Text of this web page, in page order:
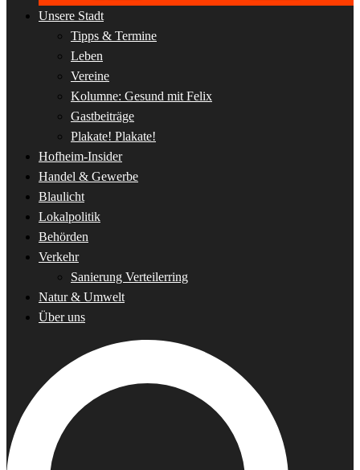
Unsere Stadt
Tipps & Termine
Leben
Vereine
Kolumne: Gesund mit Felix
Gastbeiträge
Plakate! Plakate!
Hofheim-Insider
Handel & Gewerbe
Blaulicht
Lokalpolitik
Behörden
Verkehr
Sanierung Verteilerring
Natur & Umwelt
Über uns